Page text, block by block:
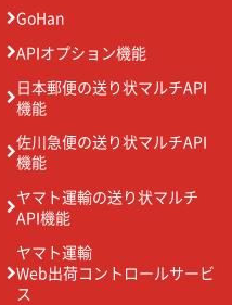
GoHan
APIオプション機能
日本郵便の送り状マルチAPI
機能
佐川急便の送り状マルチAPI
機能
ヤマト運輸の送り状マルチ
API機能
ヤマト運輸
Web出荷コントロールサービ
ス